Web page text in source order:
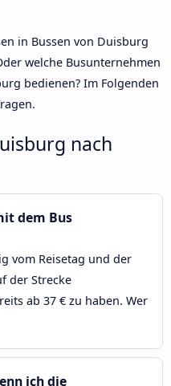
in Bussen von Duisburg
welche Busunternehmen
bedienen? Im Folgenden
nach
dem Bus
vom Reisetag und der
der Strecke
ab 37 € zu haben. Wer
ich die